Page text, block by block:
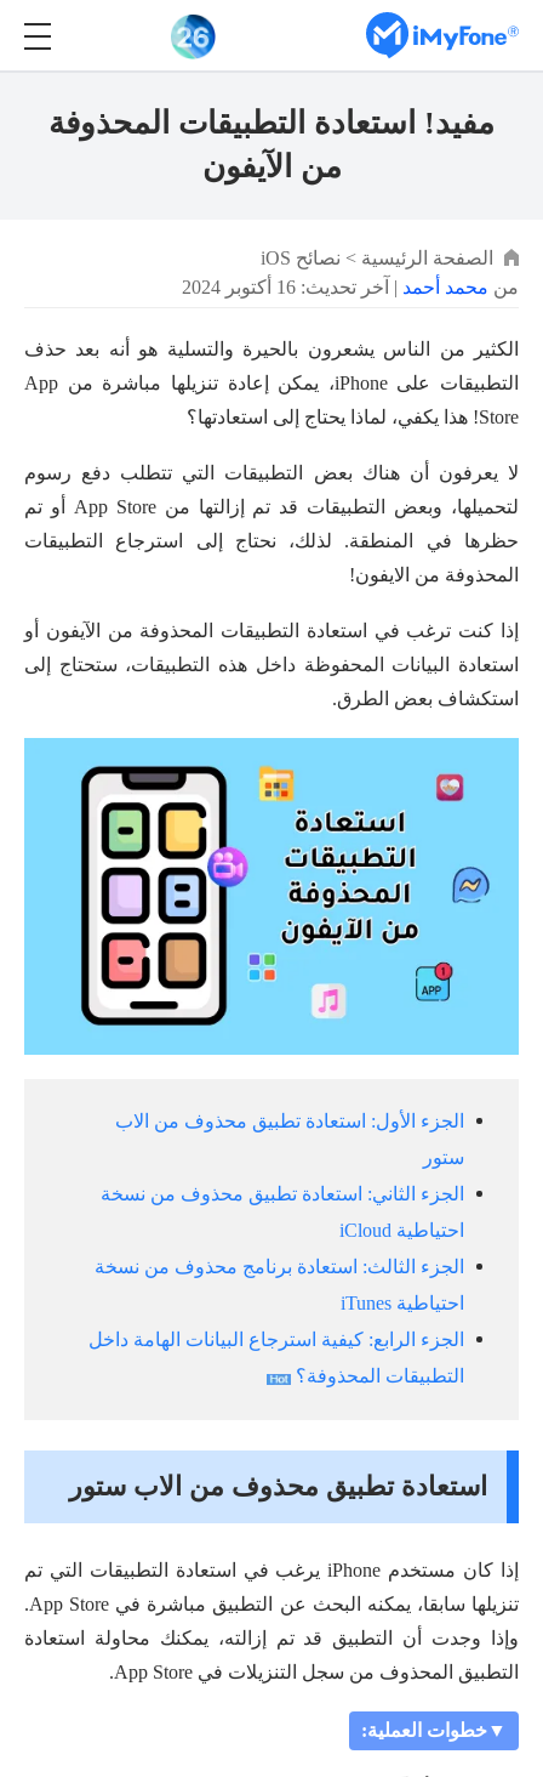
مفيد! استعادة التطبيقات المحذوفة
من الآيفون
الصفحة الرئيسية > نصائح iOS
من محمد أحمد | آخر تحديث: 16 أكتوبر 2024
الكثير من الناس يشعرون بالحيرة والتسلية هو أنه بعد حذف
التطبيقات على iPhone، يمكن إعادة تنزيلها مباشرة من App
Store! هذا يكفي، لماذا يحتاج إلى استعادتها؟
لا يعرفون أن هناك بعض التطبيقات التي تتطلب دفع رسوم
لتحميلها، وبعض التطبيقات قد تم إزالتها من App Store أو تم
حظرها في المنطقة. لذلك، نحتاج إلى استرجاع التطبيقات
المحذوفة من الايفون!
إذا كنت ترغب في استعادة التطبيقات المحذوفة من الآيفون أو
استعادة البيانات المحفوظة داخل هذه التطبيقات، ستحتاج إلى
استكشاف بعض الطرق.
الجزء الأول: استعادة تطبيق محذوف من الاب
ستور
الجزء الثاني: استعادة تطبيق محذوف من نسخة
احتياطية iCloud
الجزء الثالث: استعادة برنامج محذوف من نسخة
احتياطية iTunes
الجزء الرابع: كيفية استرجاع البيانات الهامة داخل
التطبيقات المحذوفة؟
استعادة تطبيق محذوف من الاب ستور
إذا كان مستخدم iPhone يرغب في استعادة التطبيقات التي تم
تنزيلها سابقا، يمكنه البحث عن التطبيق مباشرة في App Store.
وإذا وجدت أن التطبيق قد تم إزالته، يمكنك محاولة استعادة
التطبيق المحذوف من سجل التنزيلات في App Store.
▼خطوات العملية: